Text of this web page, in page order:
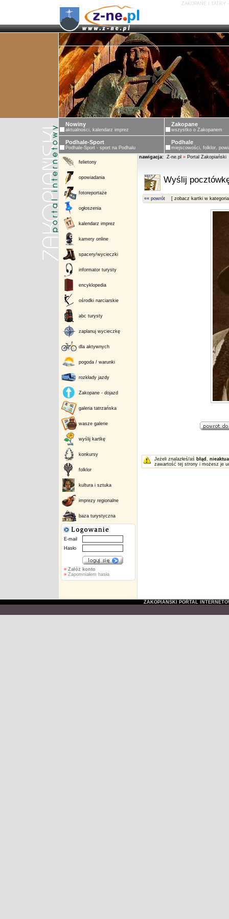
ZAKOPANE I TATRY
Nowiny
aktualności, kalendarz imprez
Zakopane
wszystko o Zakopanem
Podhale-Sport
Podhale-Sport - sport na Podhalu
Podhale
miejscowości, folklor,
felietony
opowiadania
fotoreportaże
ogłoszenia
kalendarz imprez
kamery online
spacery/wycieczki
informator turysty
encyklopedia
ośrodki narciarskie
abc turysty
zaplanuj wycieczkę
dla aktywnych
pogoda / warunki
rozkłady jazdy
Zakopane - dojazd
galeria tatrzańska
wasze galerie
wyślij kartkę
konkursy
folklor
kultura i sztuka
imprezy regionalne
baza turystyczna
E-mail
Hasło
» Załóż konto
»Zapomniałem hasła
nawigacja: Z-ne.pl » Portal Zakopiański
Wyślij
«« powrót [ zobacz kartki w
Jeżeli znalazłeś/aś błąd ,
zawartość tej strony i możesz je
ZAKOPIAŃSKI PORTAL